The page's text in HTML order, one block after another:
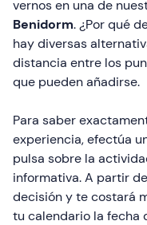
vernos en una de
Benidorm. ¿Por qué
hay diversas
distancia entre los
que pueden añadirse.
Para saber
experiencia, efectúa
pulsa sobre la
informativa. A partir
decisión y te costará
tu calendario la fecha